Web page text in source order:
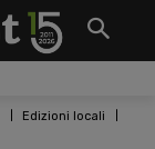
Edizioni locali